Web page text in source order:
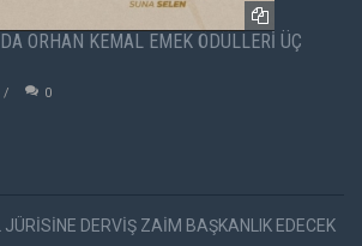
ORHAN KEMAL EMEK ÖDÜLLERİ ÜÇ
0
DERVİŞ ZAİM BAŞKANLIK EDECEK